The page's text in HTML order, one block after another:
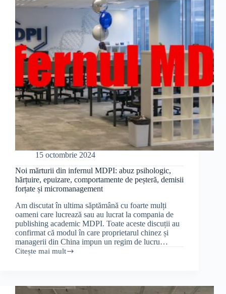
15 octombrie 2024
Noi mărturii din infernul MDPI: abuz psihologic,
hărțuire, epuizare, comportamente de peșteră, demisii
forțate și micromanagement
Am discutat în ultima săptămână cu foarte mulți
oameni care lucrează sau au lucrat la compania de
publishing academic MDPI. Toate aceste discuții au
confirmat că modul în care proprietarul chinez și
managerii din China impun un regim de lucru…
Citește mai mult
Noi
MDPI: